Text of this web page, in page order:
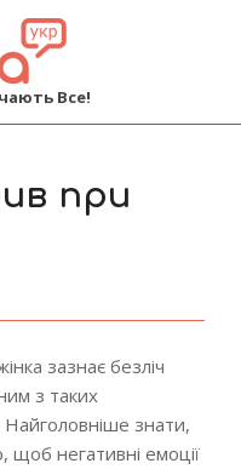
Все!
при
зазнає безліч
з таких
знати,
негативні емоції